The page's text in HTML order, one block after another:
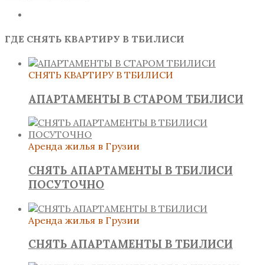
ГДЕ СНЯТЬ КВАРТИРУ В ТБИЛИСИ
СНЯТЬ КВАРТИРУ В ТБИЛИСИ
АПАРТАМЕНТЫ В СТАРОМ ТБИЛИСИ
Аренда жилья в Грузии
СНЯТЬ АПАРТАМЕНТЫ В ТБИЛИСИ
ПОСУТОЧНО
Аренда жилья в Грузии
СНЯТЬ АПАРТАМЕНТЫ В ТБИЛИСИ